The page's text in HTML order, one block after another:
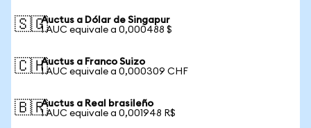
🇸🇬Auctus a Dólar de Singapur
1 AUC equivale a 0,000488 $
🇨🇭Auctus a Franco Suizo
1 AUC equivale a 0,000309 CHF
🇧🇷Auctus a Real brasileño
1 AUC equivale a 0,001948 R$